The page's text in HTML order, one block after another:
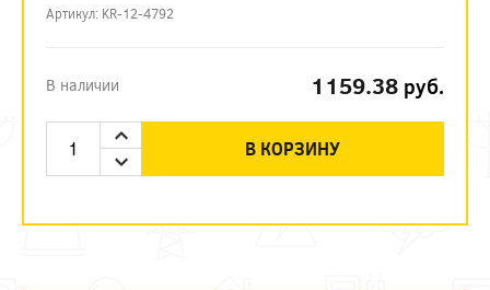
Артикул: KR-12-4792
В наличии 1159.38 руб.
В КОРЗИНУ